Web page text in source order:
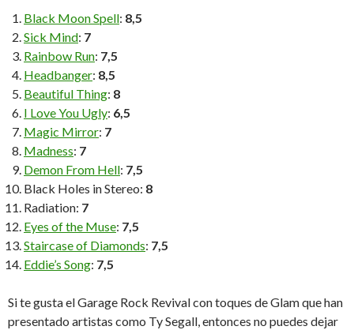
Black Moon Spell: 8,5
Sick Mind: 7
Rainbow Run: 7,5
Headbanger: 8,5
Beautiful Thing: 8
I Love You Ugly: 6,5
Magic Mirror: 7
Madness: 7
Demon From Hell: 7,5
Black Holes in Stereo: 8
Radiation: 7
Eyes of the Muse: 7,5
Staircase of Diamonds: 7,5
Eddie’s Song: 7,5
Si te gusta el Garage Rock Revival con toques de Glam que han
presentado artistas como Ty Segall, entonces no puedes dejar